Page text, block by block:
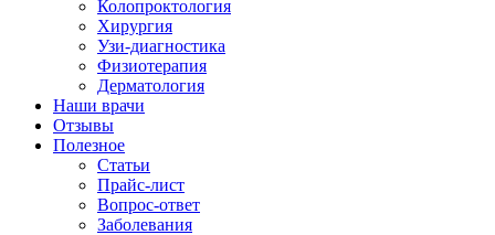
Колопроктология
Хирургия
Узи-диагностика
Физиотерапия
Дерматология
Наши врачи
Отзывы
Полезное
Статьи
Прайс-лист
Вопрос-ответ
Заболевания